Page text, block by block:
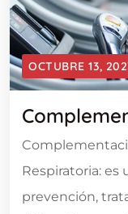
OCTUBRE 13,
Respiratoria: es
prevención,